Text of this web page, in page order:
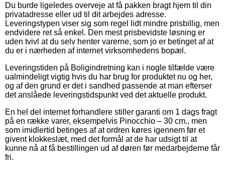
Du burde ligeledes overveje at få pakken bragt hjem til din
privatadresse eller ud til dit arbejdes adresse.
Leveringstypen viser sig som regel lidt mindre prisbillig, men
endvidere ret så enkel. Den mest prisbevidste løsning er
uden tvivl at du selv henter varerne, som jo er betinget af at
du er i nærheden af internet virksomhedens bopæl.
Leveringstiden på Boligindretning kan i nogle tilfælde være
ualmindeligt vigtig hvis du har brug for produktet nu og her,
og af den grund er det i sandhed passende at man efterser
det anslåede leveringstidspunkt ved det aktuelle produkt.
En hel del internet forhandlere stiller garanti om 1 dags fragt
på en række varer, eksempelvis Pinocchio – 30 cm., men
som imidlertid betinges af at ordren køres igennem før et
givent klokkeslæt, med det formål at de har udsigt til at
kunne nå at få bestillingen ud af døren før medarbejderne får
fri.